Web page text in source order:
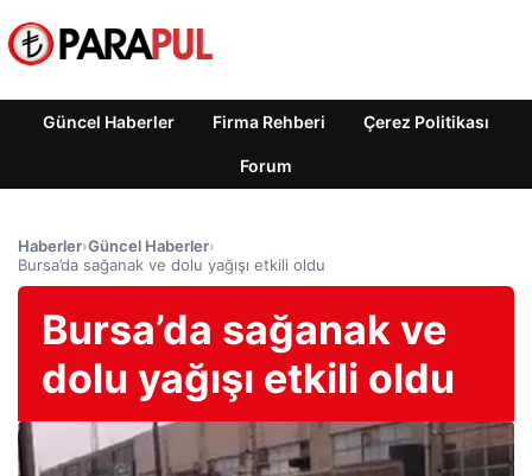
Güncel Haberler Firma Rehberi Çerez Politikası
Forum
Haberler›Güncel Haberler›
Bursa’da sağanak ve dolu yağışı etkili oldu
Bursa’da sağanak ve
dolu yağışı etkili oldu